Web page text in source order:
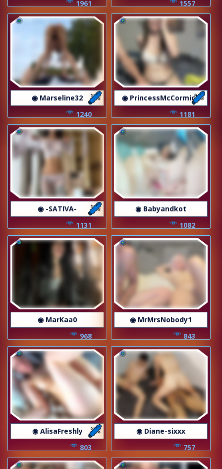
1961
1557
◉ Marseline32
1240
◉ PrincessMcCormick
1181
◉ -SATIVA-
1131
◉ Babyandkot
1082
◉ MarKaa0
968
◉ MrMrsNobody1
843
◉ AlisaFreshly
803
◉ Diane-sixxx
757